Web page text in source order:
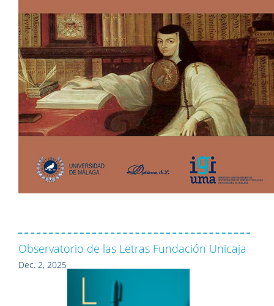
Observatorio de las Letras Fundación Unicaja
Dec. 2, 2025